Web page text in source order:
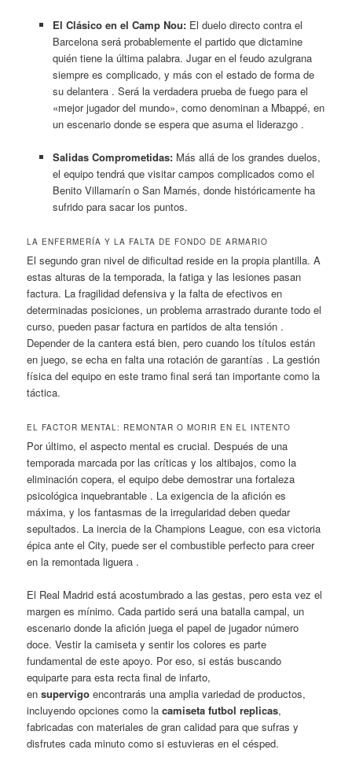
El Clásico en el Camp Nou:El duelo directo contra el
Barcelona será probablemente el partido que dictamine
quién tiene la última palabra. Jugar en el feudo azulgrana
siempre es complicado, y más con el estado de forma de
su delantera . Será la verdadera prueba de fuego para el
«mejor jugador del mundo», como denominan a Mbappé, en
un escenario donde se espera que asuma el liderazgo .
Salidas Comprometidas:Más allá de los grandes duelos,
el equipo tendrá que visitar campos complicados como el
Benito Villamarín o San Mamés, donde históricamente ha
sufrido para sacar los puntos.
LA ENFERMERÍA Y LA FALTA DE FONDO DE ARMARIO
El segundo gran nivel de dificultad reside en la propia plantilla. A
estas alturas de la temporada, la fatiga y las lesiones pasan
factura. La fragilidad defensiva y la falta de efectivos en
determinadas posiciones, un problema arrastrado durante todo el
curso, pueden pasar factura en partidos de alta tensión .
Depender de la cantera está bien, pero cuando los títulos están
en juego, se echa en falta una rotación de garantías . La gestión
física del equipo en este tramo final será tan importante como la
táctica.
EL FACTOR MENTAL: REMONTAR O MORIR EN EL INTENTO
Por último, el aspecto mental es crucial. Después de una
temporada marcada por las críticas y los altibajos, como la
eliminación copera, el equipo debe demostrar una fortaleza
psicológica inquebrantable . La exigencia de la afición es
máxima, y los fantasmas de la irregularidad deben quedar
sepultados. La inercia de la Champions League, con esa victoria
épica ante el City, puede ser el combustible perfecto para creer
en la remontada liguera .
El Real Madrid está acostumbrado a las gestas, pero esta vez el
margen es mínimo. Cada partido será una batalla campal, un
escenario donde la afición juega el papel de jugador número
doce. Vestir la camiseta y sentir los colores es parte
fundamental de este apoyo. Por eso, si estás buscando
equiparte para esta recta final de infarto,
ensupervigo encontrarás una amplia variedad de productos,
incluyendo opciones como lacamiseta futbol replicas,
fabricadas con materiales de gran calidad para que sufras y
disfrutes cada minuto como si estuvieras en el césped.